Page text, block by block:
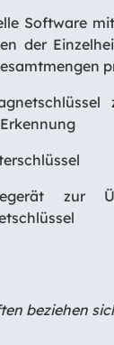
Software
der
zur
beziehen